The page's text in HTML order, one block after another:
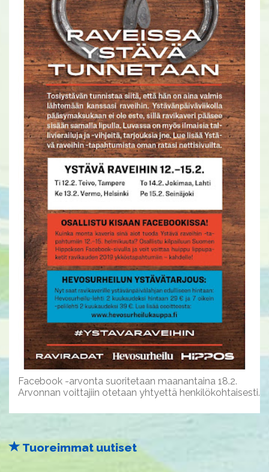
Facebook -arvonta suoritetaan maanantaina 18.2.
Arvonnan voittajiin otetaan yhtyettä henkilökohtaisesti.
Tuoreimmat uutiset